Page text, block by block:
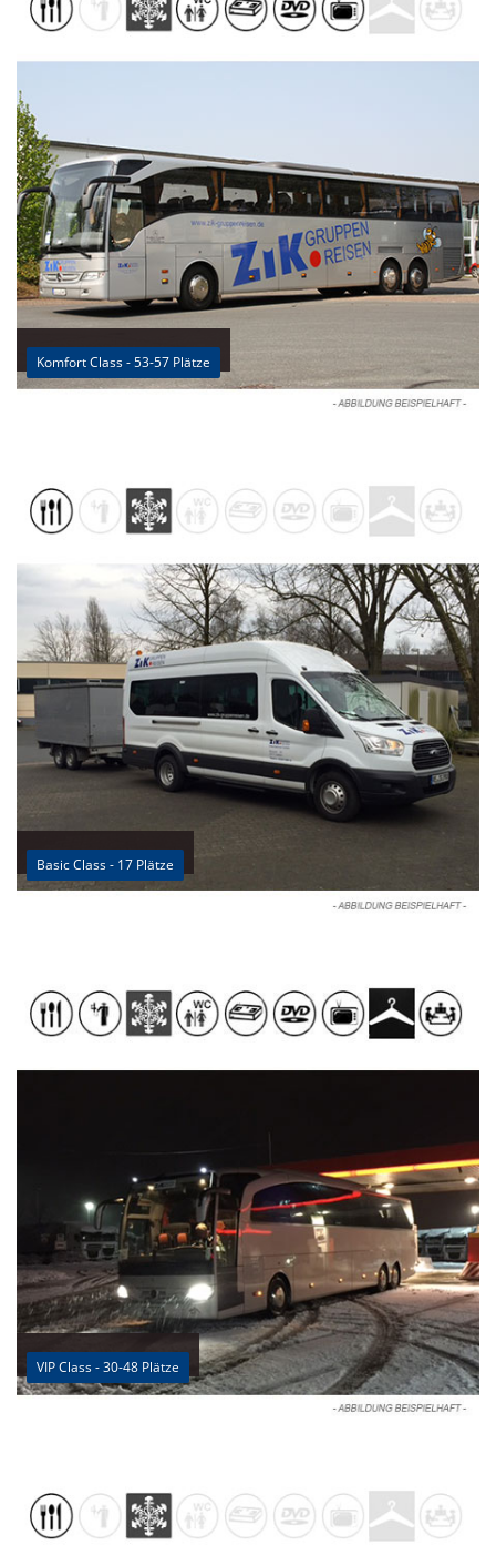
Komfort Class - 53-57 Plätze
Basic Class - 17 Plätze
VIP Class - 30-48 Plätze